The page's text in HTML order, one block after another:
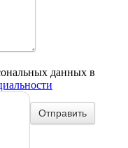
данных в